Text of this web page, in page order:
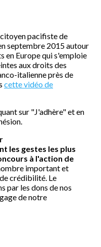
pacifiste de
septembre 2015 autour
en Europe qui s'emploie
aux droits des
italienne près de
cette vidéo de
sur "J'adhère" et en
les gestes les plus
à l'action de
important et
crédibilité. Le
par les dons de nos
de notre